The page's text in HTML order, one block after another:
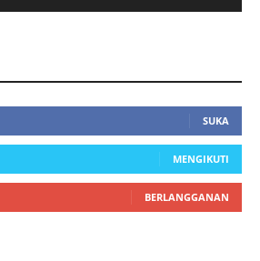
SUKA
MENGIKUTI
BERLANGGANAN